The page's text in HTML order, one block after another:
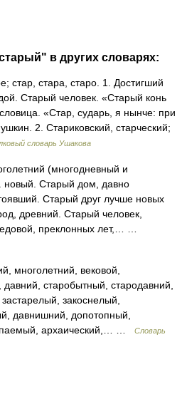
в других словарях:
стар, стара, старо. 1. Достигший
Старый человек. «Старый конь
«Стар, сударь, я нынче: при
2. Стариковский, старческий;
словарь Ушакова
(многодневный и
новый. Старый дом, давно
Старый друг лучше новых
древний. Старый человек,
преклонных лет,… …
многолетний, вековой,
старобытный, стародавний,
закоснелый,
давнишний, допотопный,
архаический,… …
Словарь